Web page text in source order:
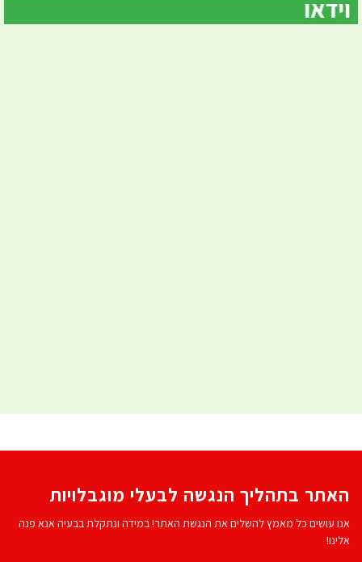
האתר בתהליך הנגשה לבעלי מוגבלויות
אנו עושים כל מאמץ להשלים את הנגשת האתר! במידה ונתקלת בבעיה אנא פנה
אלינו!